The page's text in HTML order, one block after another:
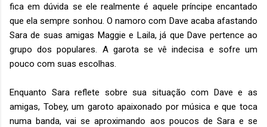
fica em dúvida se ele realmente é aquele príncipe encantado
que ela sempre sonhou. O namoro com Dave acaba afastando
Sara de suas amigas Maggie e Laila, já que Dave pertence ao
grupo dos populares. A garota se vê indecisa e sofre um
pouco com suas escolhas.
Enquanto Sara reflete sobre sua situação com Dave e as
amigas, Tobey, um garoto apaixonado por música e que toca
numa banda, vai se aproximando aos poucos de Sara e se